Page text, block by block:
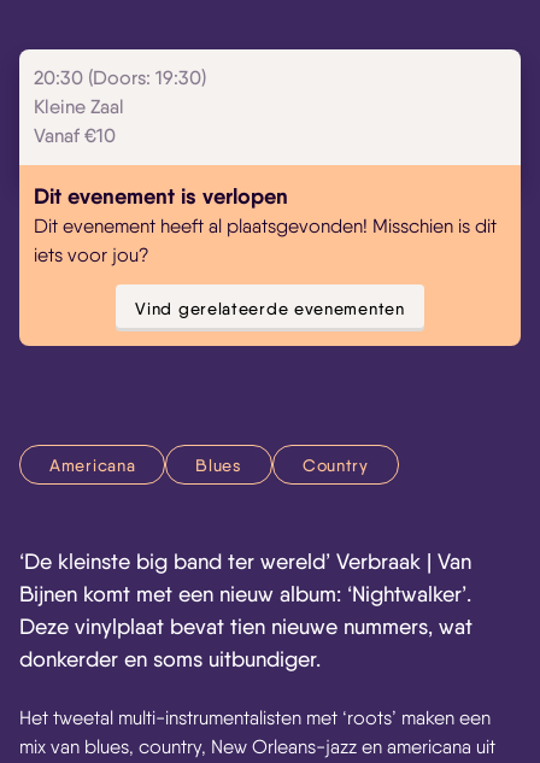
20:30 (Doors: 19:30)
Kleine Zaal
Vanaf €10
Dit evenement is verlopen
Dit evenement heeft al plaatsgevonden! Misschien is dit
iets voor jou?
Vind gerelateerde evenementen
Americana Blues Country
‘De kleinste big band ter wereld’ Verbraak | Van
Bijnen komt met een nieuw album: ‘Nightwalker’.
Deze vinylplaat bevat tien nieuwe nummers, wat
donkerder en soms uitbundiger.
Het tweetal multi-instrumentalisten met ‘roots’ maken een
mix van blues, country, New Orleans-jazz en americana uit